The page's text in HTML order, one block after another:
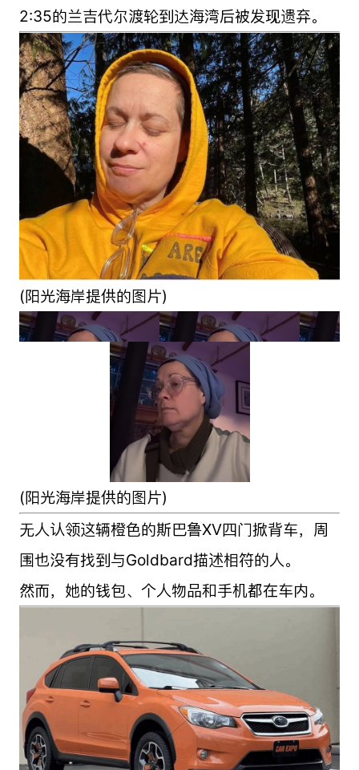
2:35的兰吉代尔渡轮到达海湾后被发现遗弃。
(阳光海岸提供的图片)
(阳光海岸提供的图片)
无人认领这辆橙色的斯巴鲁XV四门掀背车，周
围也没有找到与Goldbard描述相符的人。
然而，她的钱包、个人物品和手机都在车内。